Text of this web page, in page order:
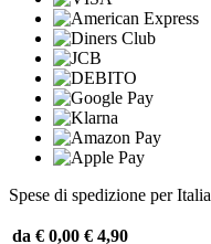
Spese di spedizione per Italia
da € 0,00 € 4,90